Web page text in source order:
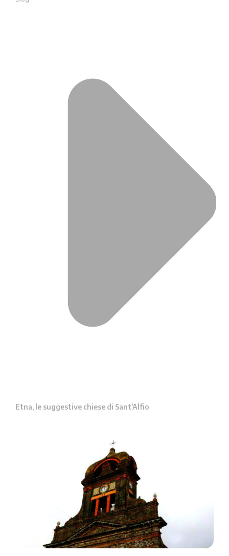
Etna, le suggestive chiese di Sant’Alfio